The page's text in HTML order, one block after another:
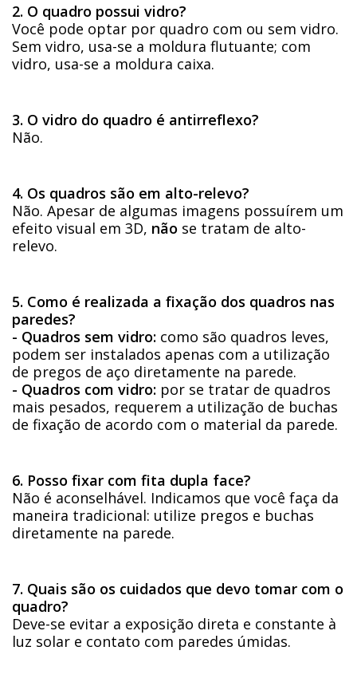
2. O quadro possui vidro?
Você pode optar por quadro com ou sem vidro.
Sem vidro, usa-se a moldura flutuante; com
vidro, usa-se a moldura caixa.
3. O vidro do quadro é antirreflexo?
Não.
4. Os quadros são em alto-relevo?
Não. Apesar de algumas imagens possuírem um
efeito visual em 3D, não se tratam de alto-
relevo.
5. Como é realizada a fixação dos quadros nas
paredes?
- Quadros sem vidro: como são quadros leves,
podem ser instalados apenas com a utilização
de pregos de aço diretamente na parede.
- Quadros com vidro: por se tratar de quadros
mais pesados, requerem a utilização de buchas
de fixação de acordo com o material da parede.
6. Posso fixar com fita dupla face?
Não é aconselhável. Indicamos que você faça da
maneira tradicional: utilize pregos e buchas
diretamente na parede.
7. Quais são os cuidados que devo tomar com o
quadro?
Deve-se evitar a exposição direta e constante à
luz solar e contato com paredes úmidas.